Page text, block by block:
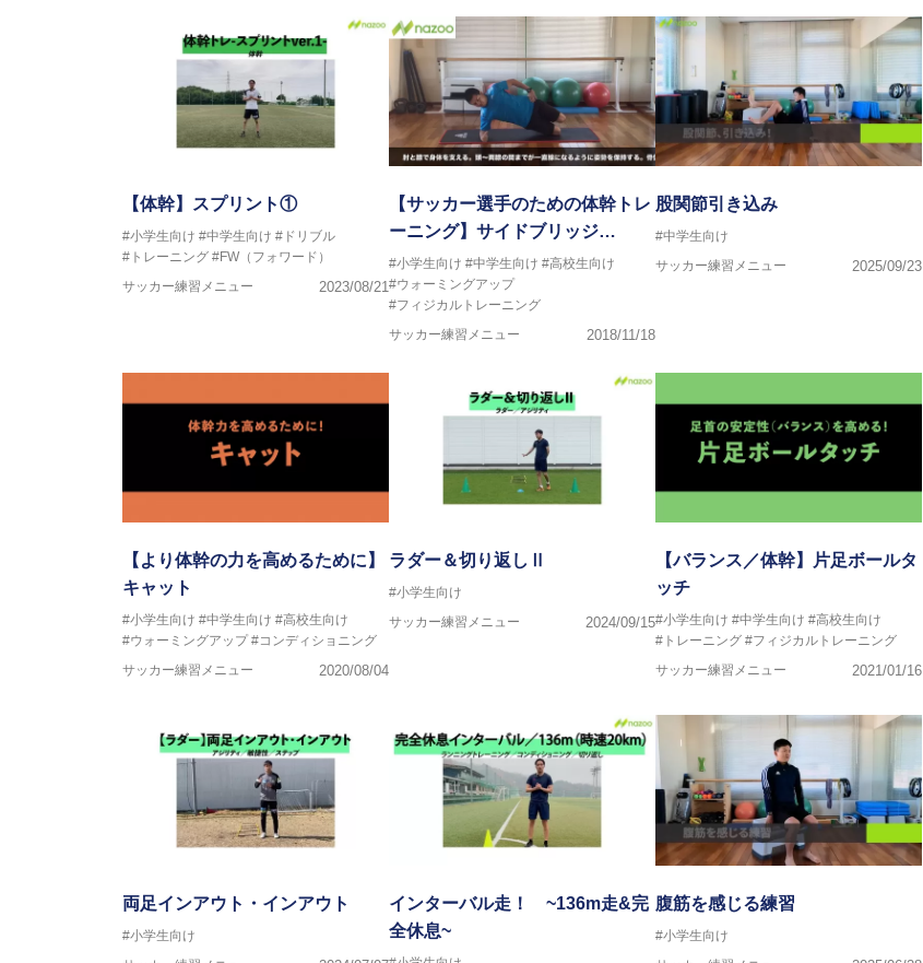
【体幹】スプリント①
#小学生向け #中学生向け #ドリブル
#トレーニング #FW（フォワード）
サッカー練習メニュー
2023/08/21
【サッカー選手のための体幹トレ
ーニング】サイドブリッジ…
#小学生向け #中学生向け #高校生向け
#ウォーミングアップ
#フィジカルトレーニング
サッカー練習メニュー
2018/11/18
股関節引き込み
#中学生向け
サッカー練習メニュー
2025/09/23
【より体幹の力を高めるために】
キャット
#小学生向け #中学生向け #高校生向け
#ウォーミングアップ #コンディショニング
サッカー練習メニュー
2020/08/04
ラダー＆切り返しⅡ
#小学生向け
サッカー練習メニュー
2024/09/15
【バランス／体幹】片足ボールタ
ッチ
#小学生向け #中学生向け #高校生向け
#トレーニング #フィジカルトレーニング
サッカー練習メニュー
2021/01/16
両足インアウト・インアウト
#小学生向け
インターバル走！ ~136m走&完
全休息~
腹筋を感じる練習
#小学生向け